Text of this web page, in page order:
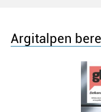
Argitalpen